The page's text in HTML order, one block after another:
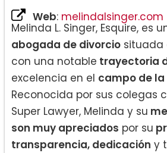
Web: melindalsinger.com
Melinda L. Singer, Esquire, es
abogada de divorcio situada
con una notable trayectoria
excelencia en el campo de
Reconocida por sus colegas
Super Lawyer, Melinda y su
son muy apreciados por su
transparencia, dedicación y